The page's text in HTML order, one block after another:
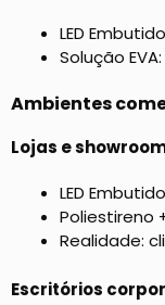
LED
Solução
Ambientes
Lojas e
LED
Poliestireno
Realidade:
Escritórios